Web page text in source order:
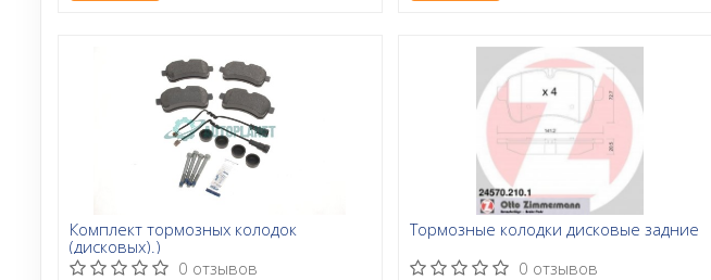
Комплект тормозных колодок
(дисковых).)
0 отзывов
Тормозные колодки дисковые задние
0 отзывов